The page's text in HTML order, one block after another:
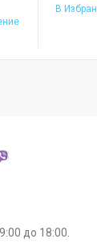
В
до 18:00.